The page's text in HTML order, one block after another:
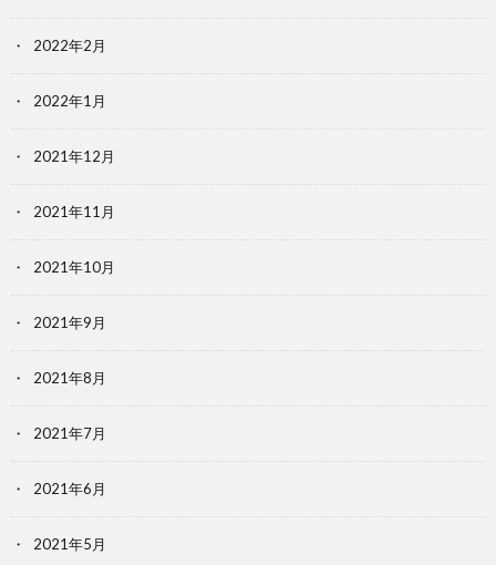
2022年2月
2022年1月
2021年12月
2021年11月
2021年10月
2021年9月
2021年8月
2021年7月
2021年6月
2021年5月